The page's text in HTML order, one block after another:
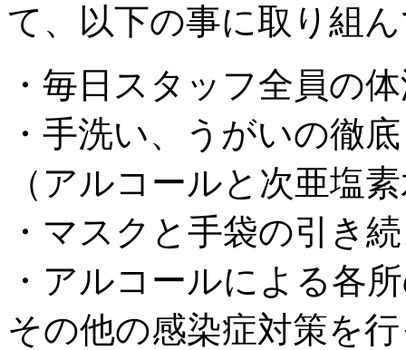
て、以下の事に取り組
・毎日スタッフ全員の
・手洗い、うがいの徹底
（アルコールと次亜塩
・マスクと手袋の引き
・アルコールによる各
その他の感染症対策を